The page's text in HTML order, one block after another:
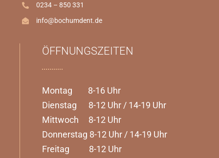
0234 – 850 331
info@bochumdent.de
ÖFFNUNGSZEITEN
Montag 8-16 Uhr
Dienstag 8-12 Uhr / 14-19 Uhr
Mittwoch 8-12 Uhr
Donnerstag 8-12 Uhr / 14-19 Uhr
Freitag 8-12 Uhr